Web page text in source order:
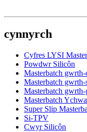
cynnyrch
Cyfres LYSI
Powdwr Silicôn
Masterbatch gwrth-
Masterbatch
Masterbatch
Masterbatch
Super Slip
Si-TPV
Cwyr Silicôn